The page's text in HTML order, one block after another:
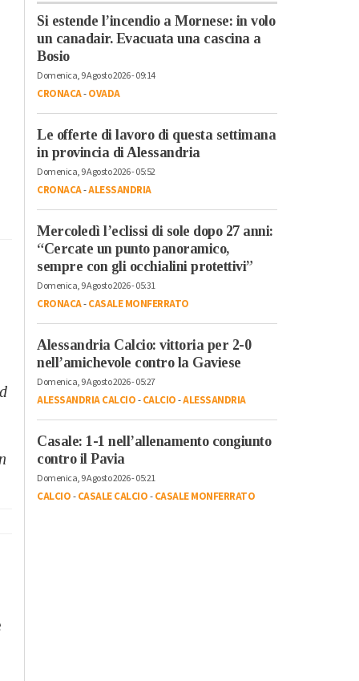
Si estende l’incendio a Mornese: in volo
un canadair. Evacuata una cascina a
Bosio
Domenica, 9 Agosto 2026 - 09:14
CRONACA-OVADA
Le offerte di lavoro di questa settimana
in provincia di Alessandria
Domenica, 9 Agosto 2026 - 05:52
CRONACA-ALESSANDRIA
Mercoledì l’eclissi di sole dopo 27 anni:
“Cercate un punto panoramico,
sempre con gli occhialini protettivi”
Domenica, 9 Agosto 2026 - 05:31
CRONACA-CASALE MONFERRATO
Alessandria Calcio: vittoria per 2-0
nell’amichevole contro la Gaviese
Domenica, 9 Agosto 2026 - 05:27
ALESSANDRIA CALCIO-CALCIO-ALESSANDRIA
Casale: 1-1 nell’allenamento congiunto
contro il Pavia
Domenica, 9 Agosto 2026 - 05:21
CALCIO-CASALE CALCIO-CASALE MONFERRATO